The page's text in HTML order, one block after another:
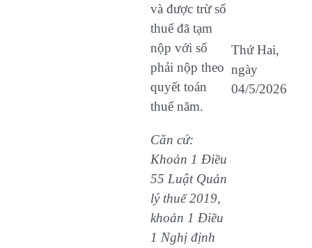
Thứ Hai,
ngày
04/5/2026
và được trừ số
thuế đã tạm
nộp với số
phải nộp theo
quyết toán
thuế năm.
Căn cứ:
Khoản 1 Điều
55 Luật Quản
lý thuế 2019,
khoản 1 Điều
1 Nghị định